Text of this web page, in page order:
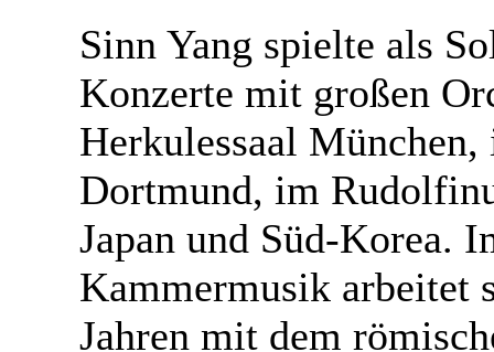
Sinn Yang spielte als
Konzerte mit großen
Herkulessaal
Dortmund, im
Japan und Süd-Korea.
Kammermusik arbeitet
Jahren mit dem